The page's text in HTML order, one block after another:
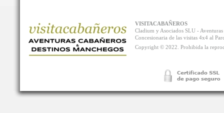
VISITACABAÑEROS
Cladium y Asociados SLU -
Concesionaria de las visitas 4x4 al
Copyright © 2022. Prohibida la